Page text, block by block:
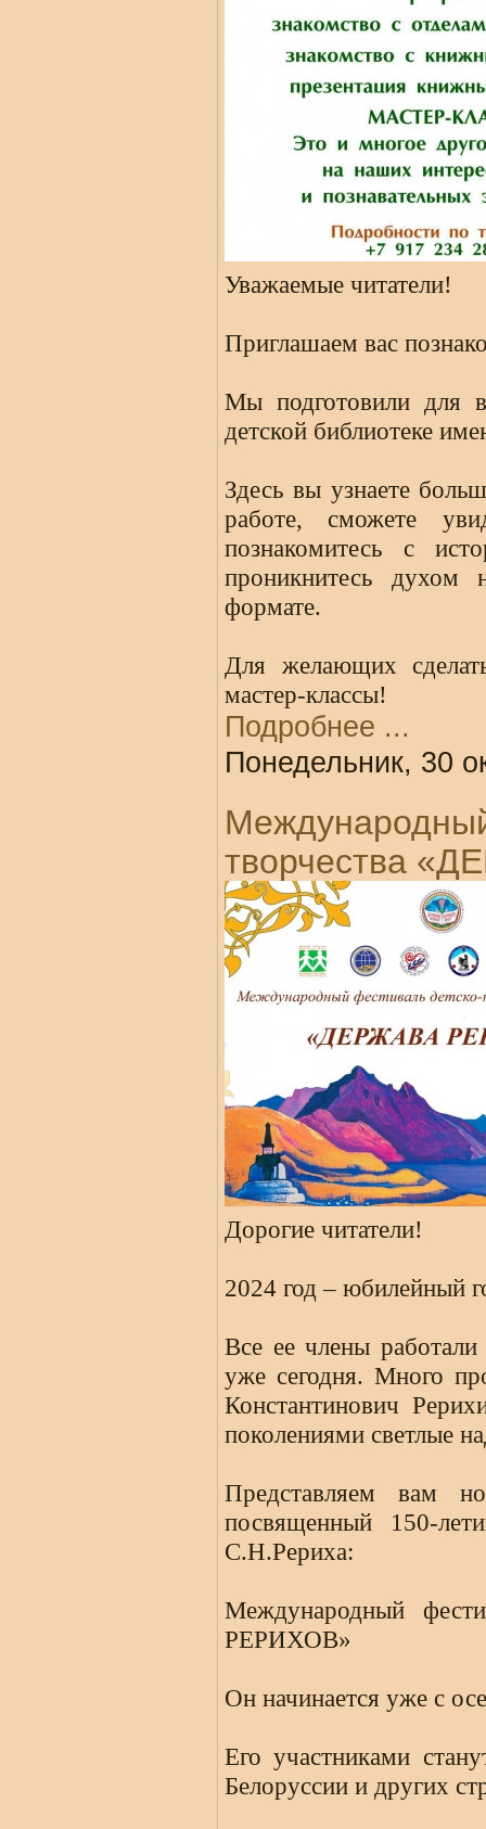
Уважаемые читатели!
Приглашаем вас
Мы подготовили для
детской библиотеке
Здесь вы узнаете
работе, сможете
познакомитесь с
проникнитесь духом
формате.
Для желающих
мастер-классы!
Подробнее ...
Понедельник, 30
творчества
Дорогие читатели!
2024 год – юбилейный
Все ее члены
уже сегодня. Много
Константинович
поколениями светлые
Представляем вам
посвященный 150-
С.Н.Рериха:
Международный
РЕРИХОВ»
Он начинается уже с
Его участниками
Белоруссии и других